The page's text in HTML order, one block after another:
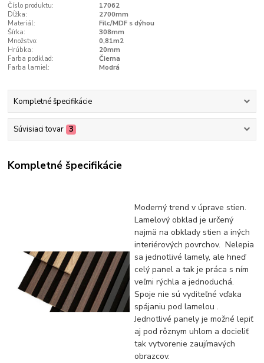
Číslo produktu:
17062
Dĺžka:
2700mm
Materiál:
Filc/MDF s dýhou
Šírka:
308mm
Množstvo:
0,81m2
Hrúbka:
20mm
Farba podklad:
Čierna
Farba lamiel:
Modrá
Kompletné špecifikácie
Súvisiaci tovar 3
Kompletné špecifikácie
Moderný trend v úprave stien.
Lamelový obklad je určený
najmä na obklady stien a iných
interiérových povrchov. Nelepia
sa jednotlivé lamely, ale hneď
celý panel a tak je práca s ním
veľmi rýchla a jednoduchá.
Spoje nie sú vyditeľné vďaka
spájaniu pod lamelou .
Jednotlivé panely je možné lepiť
aj pod rôznym uhlom a docieliť
tak vytvorenie zaujímavých
obrazcov.